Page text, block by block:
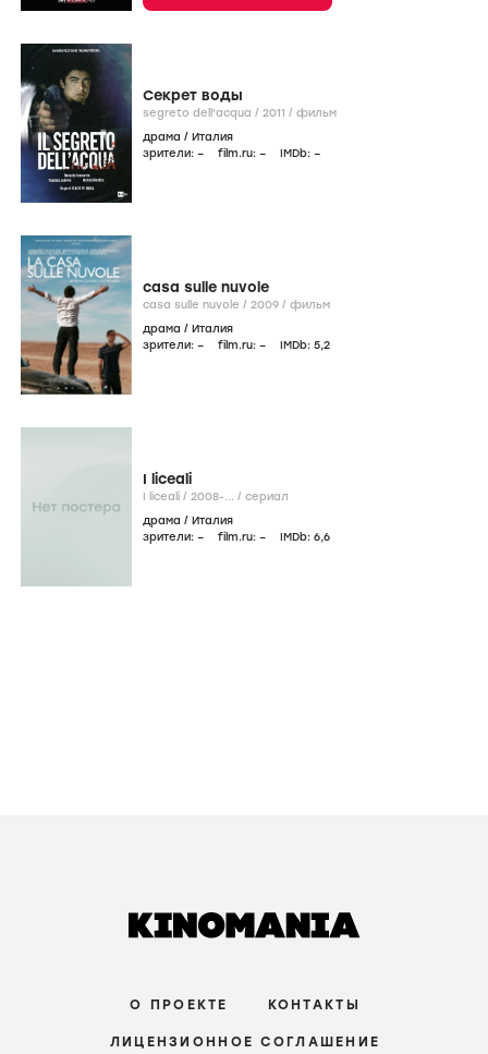
Секрет воды
segreto dell'acqua / 2011 / фильм
драма / Италия
зрители: – film.ru: – IMDb: –
casa sulle nuvole
casa sulle nuvole / 2009 / фильм
драма / Италия
зрители: – film.ru: – IMDb: 5,2
I liceali
I liceali / 2008-... / сериал
драма / Италия
зрители: – film.ru: – IMDb: 6,6
О ПРОЕКТЕ КОНТАКТЫ
ЛИЦЕНЗИОННОЕ СОГЛАШЕНИЕ